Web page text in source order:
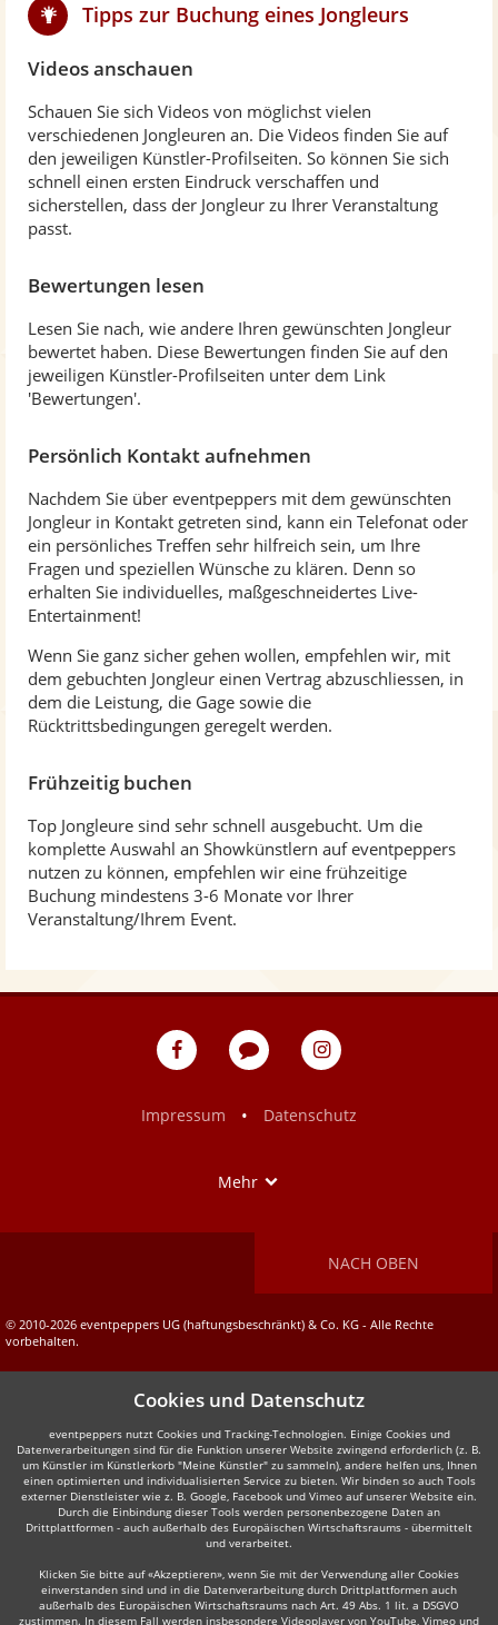
Tipps zur Buchung eines Jongleurs
Videos anschauen
Schauen Sie sich Videos von möglichst vielen
verschiedenen Jongleuren an. Die Videos finden Sie auf
den jeweiligen Künstler-Profilseiten. So können Sie sich
schnell einen ersten Eindruck verschaffen und
sicherstellen, dass der Jongleur zu Ihrer Veranstaltung
passt.
Bewertungen lesen
Lesen Sie nach, wie andere Ihren gewünschten Jongleur
bewertet haben. Diese Bewertungen finden Sie auf den
jeweiligen Künstler-Profilseiten unter dem Link
'Bewertungen'.
Persönlich Kontakt aufnehmen
Nachdem Sie über eventpeppers mit dem gewünschten
Jongleur in Kontakt getreten sind, kann ein Telefonat oder
ein persönliches Treffen sehr hilfreich sein, um Ihre
Fragen und speziellen Wünsche zu klären. Denn so
erhalten Sie individuelles, maßgeschneidertes Live-
Entertainment!
Wenn Sie ganz sicher gehen wollen, empfehlen wir, mit
dem gebuchten Jongleur einen Vertrag abzuschliessen, in
dem die Leistung, die Gage sowie die
Rücktrittsbedingungen geregelt werden.
Frühzeitig buchen
Top Jongleure sind sehr schnell ausgebucht. Um die
komplette Auswahl an Showkünstlern auf eventpeppers
nutzen zu können, empfehlen wir eine frühzeitige
Buchung mindestens 3-6 Monate vor Ihrer
Veranstaltung/Ihrem Event.
eventpeppers
Blog
eventpeppers
Impressum
• Datenschutz
Mehr
NACH OBEN
© 2010-2026 eventpeppers UG (haftungsbeschränkt) & Co. KG - Alle Rechte
vorbehalten.
Cookies und Datenschutz
eventpeppers nutzt Cookies und Tracking-Technologien. Einige Cookies und
Datenverarbeitungen sind für die Funktion unserer Website zwingend erforderlich (z. B.
um Künstler im Künstlerkorb "Meine Künstler" zu sammeln), andere helfen uns, Ihnen
einen optimierten und individualisierten Service zu bieten. Wir binden so auch Tools
externer Dienstleister wie z. B. Google, Facebook und Vimeo auf unserer Website ein.
Durch die Einbindung dieser Tools werden personenbezogene Daten an
Drittplattformen - auch außerhalb des Europäischen Wirtschaftsraums - übermittelt
und verarbeitet.
Klicken Sie bitte auf «Akzeptieren», wenn Sie mit der Verwendung aller Cookies
einverstanden sind und in die Datenverarbeitung durch Drittplattformen auch
außerhalb des Europäischen Wirtschaftsraums nach Art. 49 Abs. 1 lit. a DSGVO
zustimmen. In diesem Fall werden insbesondere Videoplayer von YouTube, Vimeo und